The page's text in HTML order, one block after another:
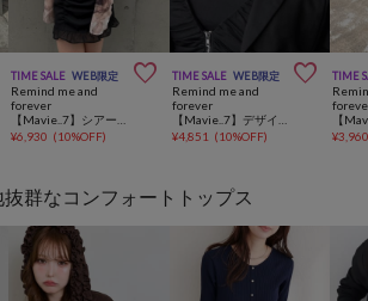
TIME SALE WEB限定 
Remind me and
forever
¥6,930 (10%OFF)
TIME SALE WEB限定 
Remind me and
forever
¥4,851 (10%OFF)
TIME
¥
群なコンフォートトップス